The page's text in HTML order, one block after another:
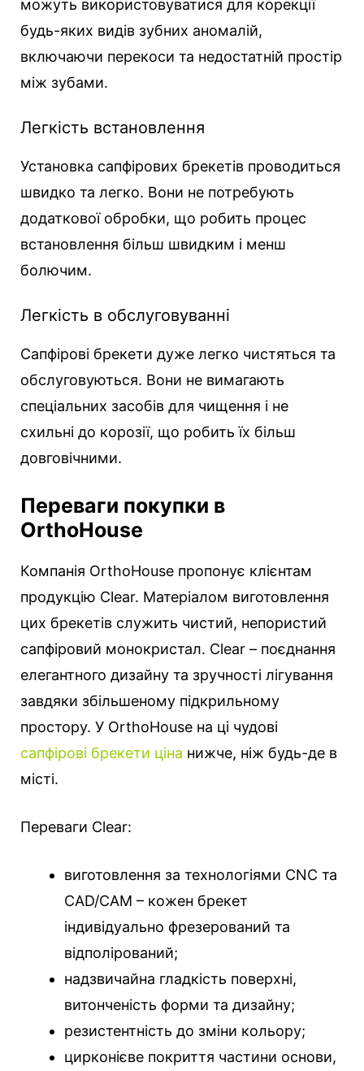
можуть використовуватися для корекції
будь-яких видів зубних аномалій,
включаючи перекоси та недостатній простір
між зубами.
Легкість встановлення
Установка сапфірових брекетів проводиться
швидко та легко. Вони не потребують
додаткової обробки, що робить процес
встановлення більш швидким і менш
болючим.
Легкість в обслуговуванні
Сапфірові брекети дуже легко чистяться та
обслуговуються. Вони не вимагають
спеціальних засобів для чищення і не
схильні до корозії, що робить їх більш
довговічними.
Переваги покупки в
OrthoHouse
Компанія OrthoHouse пропонує клієнтам
продукцію Clear. Матеріалом виготовлення
цих брекетів служить чистий, непористий
сапфіровий монокристал. Clear – поєднання
елегантного дизайну та зручності лігування
завдяки збільшеному підкрильному
простору. У OrthoHouse на ці чудові
сапфірові брекети ціна нижче, ніж будь-де в
місті.
Переваги Clear:
виготовлення за технологіями СNC та
CAD/CAM – кожен брекет
індивідуально фрезерований та
відполірований;
надзвичайна гладкість поверхні,
витонченість форми та дизайну;
резистентність до зміни кольору;
цирконієве покриття частини основи,